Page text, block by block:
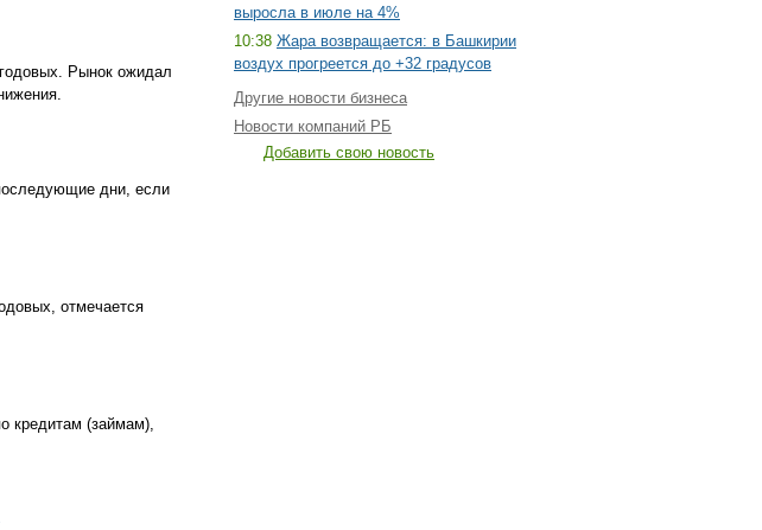
Рынок ожидал
дни, если
отмечается
кредитам (займам),
выросла в июле на 4%
10:38 Жара возвращается: в Башкирии
воздух прогреется до +32 градусов
Другие новости бизнеса
Новости компаний РБ
Добавить свою новость